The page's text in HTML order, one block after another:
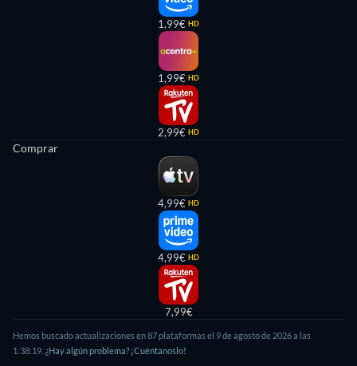
1,99€ HD
1,99€ HD
2,99€ HD
Comprar
4,99€ HD
4,99€ HD
7,99€
Hemos buscado actualizaciones en 87 plataformas el 9 de agosto de 2026 a las
1:38:19. ¿Hay algún problema? ¡Cuéntanoslo!